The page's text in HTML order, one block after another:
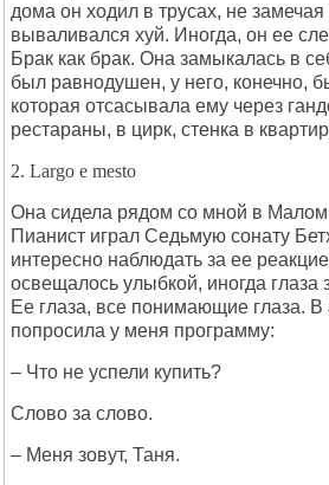
дома он ходил в трусах, не замечая
вываливался хуй. Иногда, он ее
Брак как брак. Она замыкалась в
был равнодушен, у него, конечно,
которая отсасывала ему через
рестараны, в цирк, стенка в
2. Largo e mesto
Она сидела рядом со мной в Малом
Пианист играл Седьмую сонату
интересно наблюдать за ее
освещалось улыбкой, иногда глаза
Ее глаза, все понимающие глаза. В
попросила у меня программу:
– Что не успели купить?
Слово за слово.
– Меня зовут, Таня.